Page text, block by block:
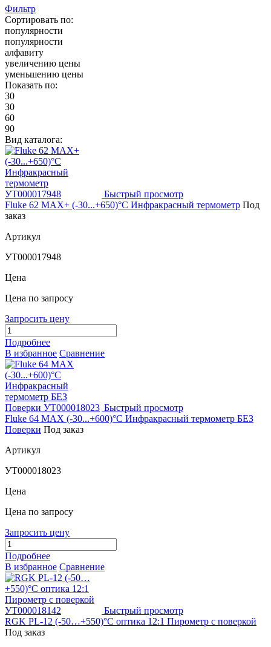
Фильтр
Сортировать по:
популярности
популярности
алфавиту
увеличению цены
уменьшению цены
Показать по:
30
30
60
90
Вид каталога:
Быстрый просмотр
Fluke 62 MAX+ (-30...+650)°С Инфракрасный термометр Под
заказ
Артикул
УТ000017948
Цена
Цена по запросу
Запросить цену
Подробнее
В избранное Сравнение
Быстрый просмотр
Fluke 64 MAX (-30...+600)°С Инфракрасный термометр БЕЗ
Поверки Под заказ
Артикул
УТ000018023
Цена
Цена по запросу
Запросить цену
Подробнее
В избранное Сравнение
Быстрый просмотр
RGK PL-12 (-50…+550)°С оптика 12:1 Пирометр c поверкой
Под заказ